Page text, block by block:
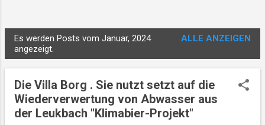
o
Es werden Posts vom Januar, 2024
angezeigt.
ALLE ANZEIGEN
Die Villa Borg . Sie nutzt setzt auf die
Wiederverwertung von Abwasser aus
der Leukbach "Klimabier-Projekt"